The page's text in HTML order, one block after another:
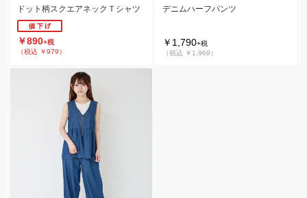
ドット柄スクエアネックＴシャツ
￥890+税
（税込 ￥979）
デニムハーフパンツ
￥1,790+税
（税込 ￥1,969）